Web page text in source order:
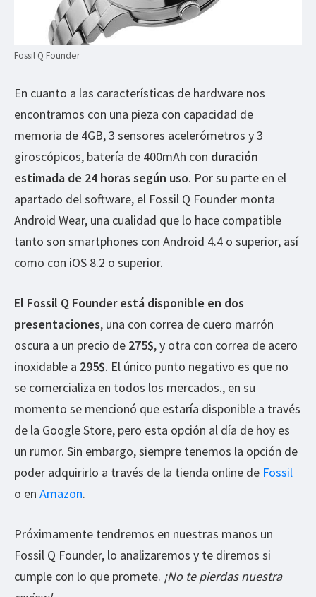
Fossil Q Founder
En cuanto a las características de hardware nos
encontramos con una pieza con capacidad de
memoria de 4GB, 3 sensores acelerómetros y 3
giroscópicos, batería de 400mAh con duración
estimada de 24 horas según uso. Por su parte en el
apartado del software, el Fossil Q Founder monta
Android Wear, una cualidad que lo hace compatible
tanto son smartphones con Android 4.4 o superior, así
como con iOS 8.2 o superior.
El Fossil Q Founder está disponible en dos
presentaciones, una con correa de cuero marrón
oscura a un precio de 275$, y otra con correa de acero
inoxidable a 295$. El único punto negativo es que no
se comercializa en todos los mercados., en su
momento se mencionó que estaría disponible a través
de la Google Store, pero esta opción al día de hoy es
un rumor. Sin embargo, siempre tenemos la opción de
poder adquirirlo a través de la tienda online de Fossil
o en Amazon.
Próximamente tendremos en nuestras manos un
Fossil Q Founder, lo analizaremos y te diremos si
cumple con lo que promete. ¡No te pierdas nuestra